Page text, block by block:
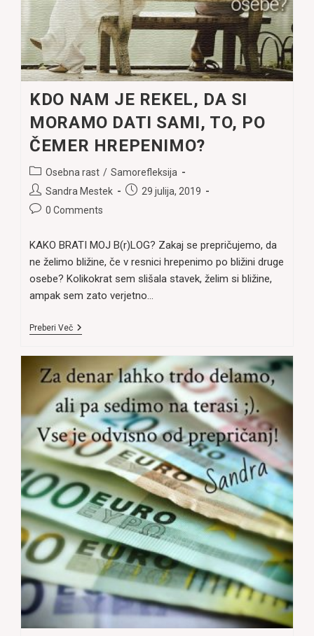
KDO NAM JE REKEL, DA SI
MORAMO DATI SAMI, TO, PO
ČEMER HREPENIMO?
Post
category:
Osebna rast / Samorefleksija
Post
author:
Sandra Mestek
Post29 julija, 2019
Post0 Comments
KAKO BRATI MOJ B(r)LOG? Zakaj se prepričujemo, da
ne želimo bližine, če v resnici hrepenimo po bližini druge
osebe? Kolikokrat sem slišala stavek, želim si bližine,
ampak sem zato verjetno…
Preberi VečKDO
REKEL,
DA
SI
MORAMO
DATI
SAMI,
TO,
PO
ČEMER
HREPENIMO?